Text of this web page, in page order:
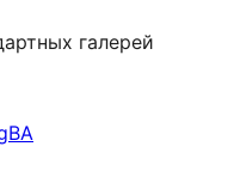
галерей